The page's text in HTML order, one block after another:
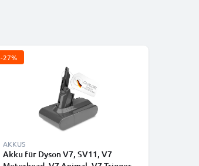
-27%
AKKUS
Akku für Dyson V7, SV11, V7